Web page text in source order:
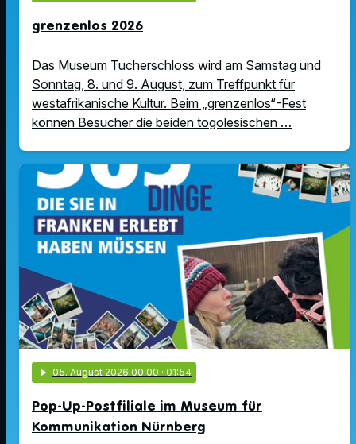
grenzenlos 2026
Das Museum Tucherschloss wird am Samstag und
Sonntag, 8. und 9. August, zum Treffpunkt für
westafrikanische Kultur. Beim „grenzenlos“-Fest
können Besucher die beiden togolesischen …
play_arrow 05. August 2026 00:00 · 01:54
Pop-Up-Postfiliale im Museum für
Kommunikation Nürnberg